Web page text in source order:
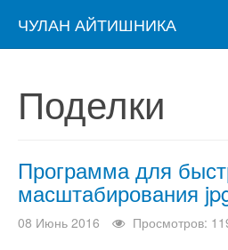
ЧУЛАН АЙТИШНИКА
Поделки
Программа для
масштабирования
08 Июнь 2016 Просмотров: